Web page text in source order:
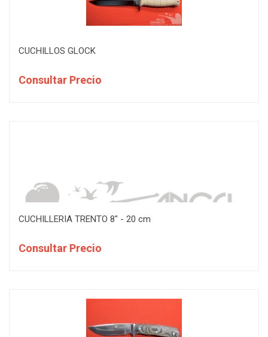
CUCHILLOS GLOCK
Consultar Precio
CUCHILLERIA TRENTO 8" - 20 cm
Consultar Precio